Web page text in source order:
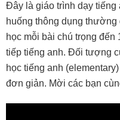
Đây là giáo trình dạy tiếng
huống thông dụng
học mỗi bài chú trọng đến
tiếp tiếng anh. Đối tượng
học tiếng anh
đơn giản. Mời các bạn